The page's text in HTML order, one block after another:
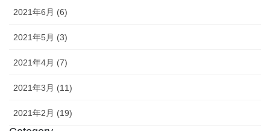
2021年6月 (6)
2021年5月 (3)
2021年4月 (7)
2021年3月 (11)
2021年2月 (19)